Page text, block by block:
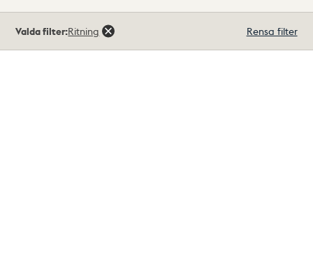
träffar
Valda filter:Ritning Rensa filter